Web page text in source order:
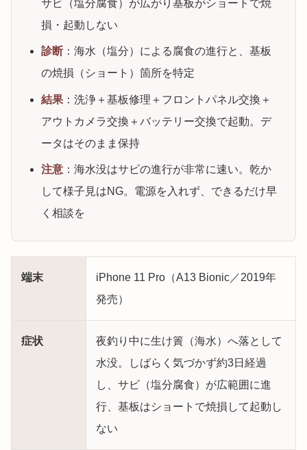
サビ（塩分腐食）が広がり基板がショートで焼
損・起動しない
診断 ：海水（塩分）による腐食の進行と、基板
の焼損（ショート）箇所を特定
結果 ：洗浄＋基板修理＋フロントパネル交換＋
アウトカメラ交換＋バッテリー交換で起動。デ
ータはそのまま保持
注意 ：海水没はサビの進行が非常に速い。乾か
して様子見はNG。電源を入れず、できるだけ早
く相談を
端末
iPhone 11 Pro（A13 Bionic／2019年
発売）
症状
夜釣り中に生け簀（海水）へ落として
水没。しばらく気づかず約3日経過
し、サビ（塩分腐食）が広範囲に進
行、基板はショートで焼損して起動し
ない